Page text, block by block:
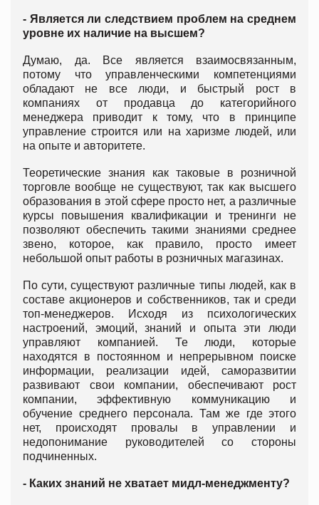
- Является ли следствием проблем на среднем
уровне их наличие на высшем?
Думаю, да. Все является взаимосвязанным,
потому что управленческими компетенциями
обладают не все люди, и быстрый рост в
компаниях от продавца до категорийного
менеджера приводит к тому, что в принципе
управление строится или на харизме людей, или
на опыте и авторитете.
Теоретические знания как таковые в розничной
торговле вообще не существуют, так как высшего
образования в этой сфере просто нет, а различные
курсы повышения квалификации и тренинги не
позволяют обеспечить такими знаниями среднее
звено, которое, как правило, просто имеет
небольшой опыт работы в розничных магазинах.
По сути, существуют различные типы людей, как в
составе акционеров и собственников, так и среди
топ-менеджеров. Исходя из психологических
настроений, эмоций, знаний и опыта эти люди
управляют компанией. Те люди, которые
находятся в постоянном и непрерывном поиске
информации, реализации идей, саморазвитии
развивают свои компании, обеспечивают рост
компании, эффективную коммуникацию и
обучение среднего персонала. Там же где этого
нет, происходят провалы в управлении и
недопонимание руководителей со стороны
подчиненных.
- Каких знаний не хватает мидл-менеджменту?